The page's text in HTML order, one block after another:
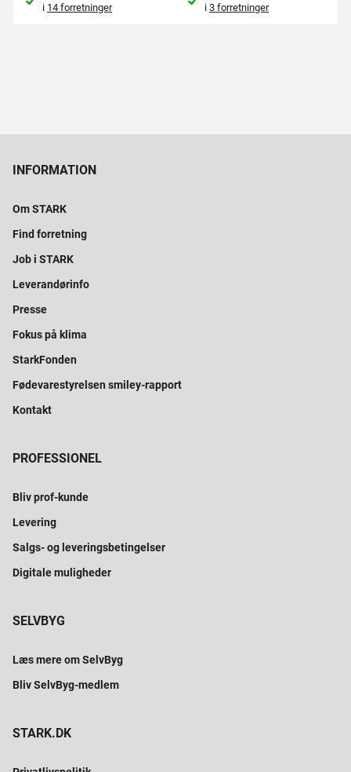
i 14 forretninger
i3 forretninger
INFORMATION
Om STARK
Find forretning
Job i STARK
Leverandørinfo
Presse
Fokus på klima
StarkFonden
Fødevarestyrelsen smiley-rapport
Kontakt
PROFESSIONEL
Bliv prof-kunde
Levering
Salgs- og leveringsbetingelser
Digitale muligheder
SELVBYG
Læs mere om SelvByg
Bliv SelvByg-medlem
STARK.DK